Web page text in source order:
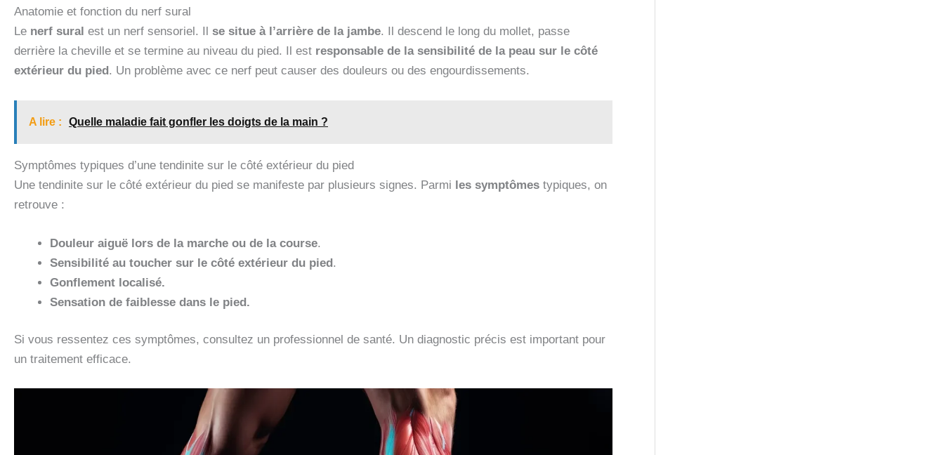
Anatomie et fonction du nerf sural
Le nerf sural est un nerf sensoriel. Il se situe à l’arrière de la jambe. Il descend le long du mollet, passe
derrière la cheville et se termine au niveau du pied. Il est responsable de la sensibilité de la peau sur le côté
extérieur du pied . Un problème avec ce nerf peut causer des douleurs ou des engourdissements.
A lire : Quelle maladie fait gonfler les doigts de la main ?
Symptômes typiques d’une tendinite sur le côté extérieur du pied
Une tendinite sur le côté extérieur du pied se manifeste par plusieurs signes. Parmi les symptômes typiques, on
retrouve :
Douleur aiguë lors de la marche ou de la course.
Sensibilité au toucher sur le côté extérieur du pied.
Gonflement localisé.
Sensation de faiblesse dans le pied.
Si vous ressentez ces symptômes, consultez un professionnel de santé. Un diagnostic précis est important pour
un traitement efficace.